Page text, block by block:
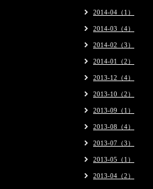
2014-04（1）
2014-03（4）
2014-02（3）
2014-01（2）
2013-12（4）
2013-10（2）
2013-09（1）
2013-08（4）
2013-07（3）
2013-05（1）
2013-04（2）